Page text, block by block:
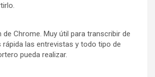
de Chrome. Muy útil para transcribir de
rápida las entrevistas y todo tipo de
pueda realizar.